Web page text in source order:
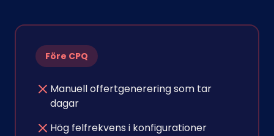
Före CPQ
Manuell offertgenerering som tar
dagar
Hög felfrekvens i konfigurationer